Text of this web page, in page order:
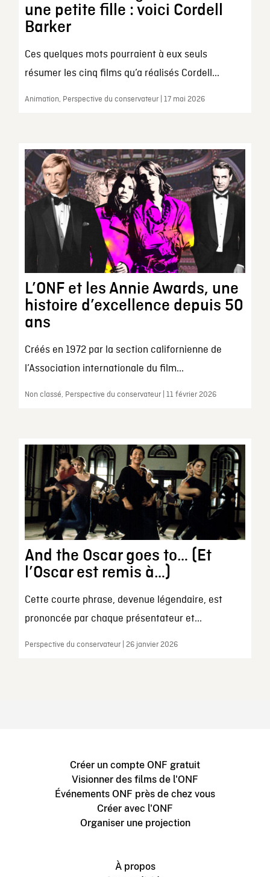
une petite fille : voici Cordell
Barker
Ces quelques mots pourraient à eux seuls
résumer les cinq films qu’a réalisés Cordell...
Animation, Perspective du conservateur | 17 mai 2026
L’ONF et les Annie Awards, une
histoire d’excellence depuis 50
ans
Créés en 1972 par la section californienne de
l’Association internationale du film...
Non classé, Perspective du conservateur | 11 février 2026
And the Oscar goes to… (Et
l’Oscar est remis à…)
Cette courte phrase, devenue légendaire, est
prononcée par chaque présentateur et...
Perspective du conservateur | 26 janvier 2026
Créer un compte ONF gratuit
Visionner des films de l'ONF
Événements ONF près de chez vous
Créer avec l'ONF
Organiser une projection
À propos